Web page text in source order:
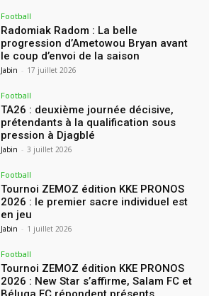
Football
Radomiak Radom : La belle
progression d’Ametowou Bryan avant
le coup d’envoi de la saison
Jabin - 17 juillet 2026
Football
TA26 : deuxième journée décisive,
prétendants à la qualification sous
pression à Djagblé
Jabin - 3 juillet 2026
Football
Tournoi ZEMOZ édition KKE PRONOS
2026 : le premier sacre individuel est
en jeu
Jabin - 1 juillet 2026
Football
Tournoi ZEMOZ édition KKE PRONOS
2026 : New Star s’affirme, Salam FC et